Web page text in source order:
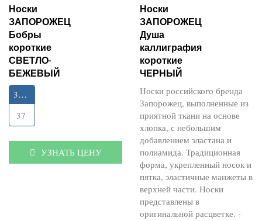
Носки
ЗАПОРОЖЕЦ
Бобры
короткие
СВЕТЛО-
БЕЖЕВЫЙ
35-40
37
УЗНАТЬ ЦЕНУ
Носки
ЗАПОРОЖЕЦ
Душа
каллиграфия
короткие
ЧЕРНЫЙ
Носки российского бренда
Запорожец, выполненные из
приятной ткани на основе
хлопка, с небольшим
добавлением эластана и
полиамида. Традиционная
форма, укрепленный носок и
пятка, эластичные манжеты в
верхней части. Носки
представлены в
оригинальной расцветке. -